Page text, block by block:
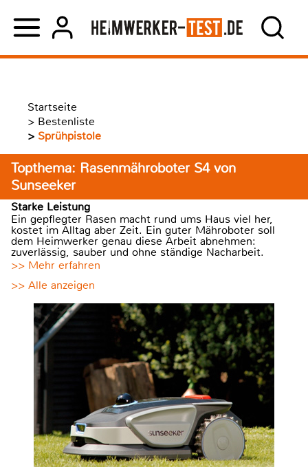
Startseite
> Bestenliste
> Sprühpistole
Topthema: Rasenmähroboter S4 von
Sunseeker
Starke Leistung
Ein gepflegter Rasen macht rund ums Haus viel her,
kostet im Alltag aber Zeit. Ein guter Mähroboter soll
dem Heimwerker genau diese Arbeit abnehmen:
zuverlässig, sauber und ohne ständige Nacharbeit.
>> Mehr erfahren
>> Alle anzeigen